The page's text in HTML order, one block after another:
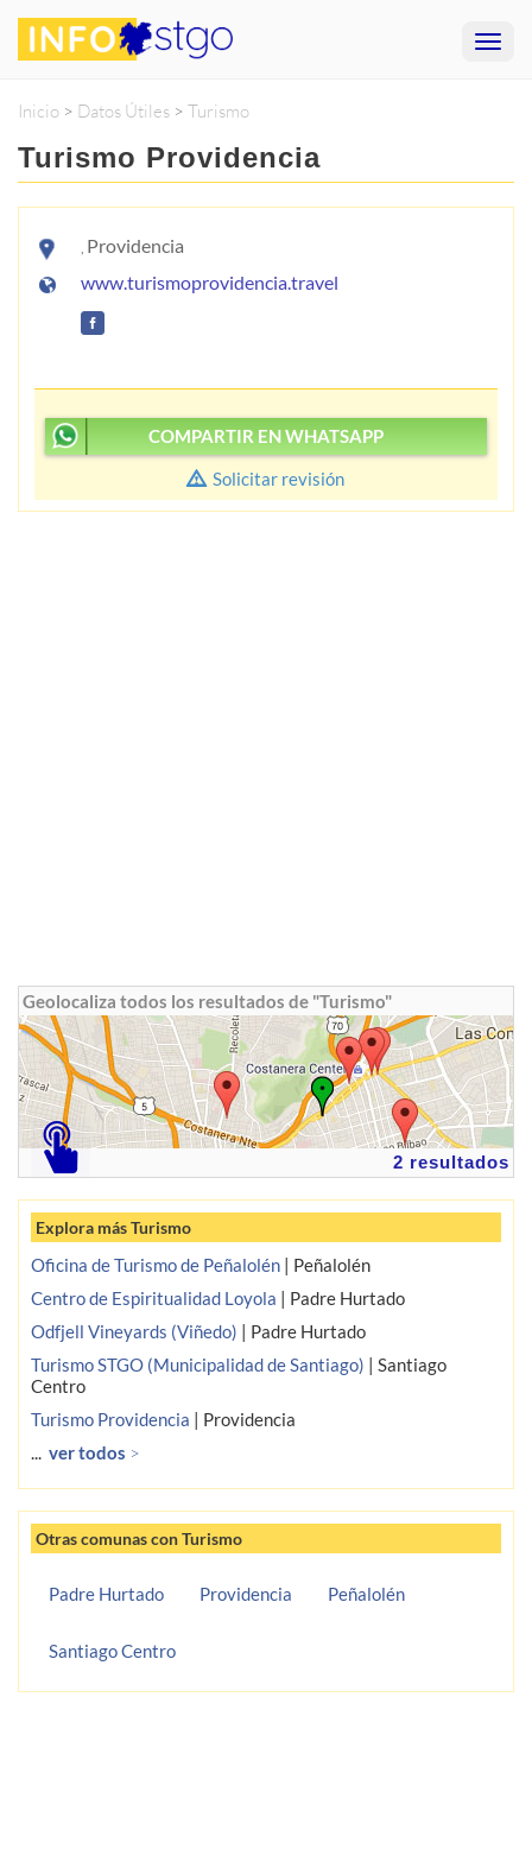
Inicio > Datos Útiles > Turismo
Turismo Providencia
, Providencia
www.turismoprovidencia.travel
COMPARTIR EN WHATSAPP
Solicitar revisión
Geolocaliza todos los resultados de "Turismo"
2 resultados
Explora más Turismo
Oficina de Turismo de Peñalolén | Peñalolén
Centro de Espiritualidad Loyola | Padre Hurtado
Odfjell Vineyards (Viñedo) | Padre Hurtado
Turismo STGO (Municipalidad de Santiago) | Santiago
Centro
Turismo Providencia | Providencia
ver todos >
Otras comunas con Turismo
Padre Hurtado Providencia Peñalolén
Santiago Centro